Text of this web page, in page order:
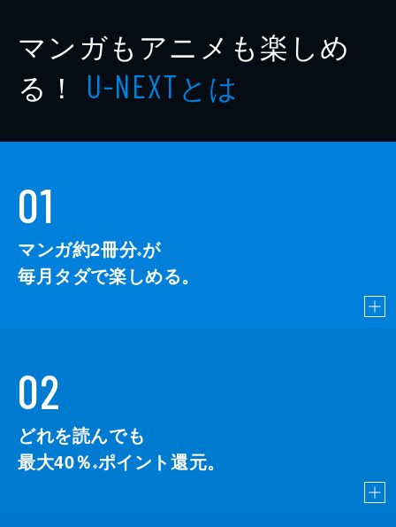
マンガもアニメも楽しめ
る！ U-NEXTとは
01
マンガ約2冊分※が
毎月タダで楽しめる。
02
どれを読んでも
最大40％ ※ポイント還元。